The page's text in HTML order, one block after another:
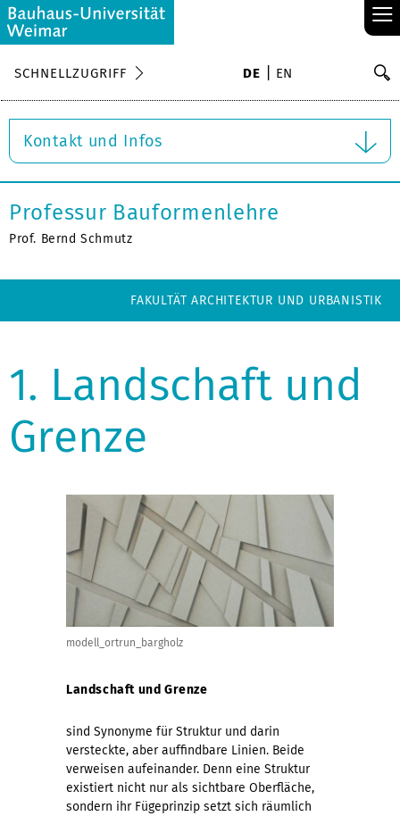
≡
SCHNELLZUGRIFF DE EN
Kontakt und Infos
Professur Bauformenlehre
Prof. Bernd Schmutz
FAKULTÄT ARCHITEKTUR UND URBANISTIK
1. Landschaft und
Grenze
modell_ortrun_bargholz
Landschaft und Grenze
sind Synonyme für Struktur und darin
versteckte, aber auffindbare Linien. Beide
verweisen aufeinander. Denn eine Struktur
existiert nicht nur als sichtbare Oberfläche,
sondern ihr Fügeprinzip setzt sich räumlich